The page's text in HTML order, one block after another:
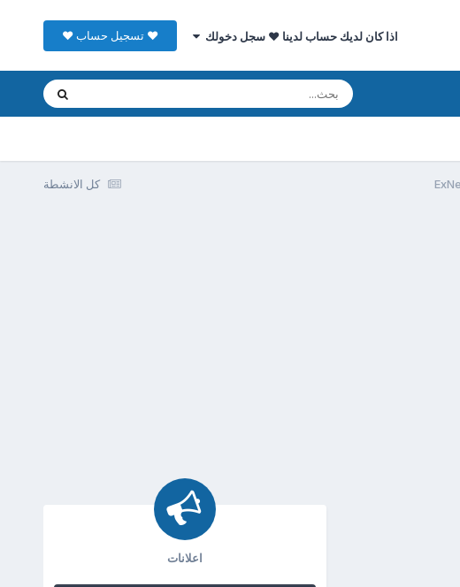
اذا كان لديك حساب لدينا ♥ سجل دخولك ♥ تسجيل حساب ♥
كل الانشطة
اعلانات